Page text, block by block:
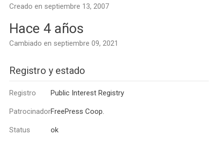
Creado en septiembre 13, 2007
Hace 4 años
Cambiado en septiembre 09, 2021
Registro y estado
Registro Public Interest Registry
PatrocinadorFreePress Coop.
Status ok